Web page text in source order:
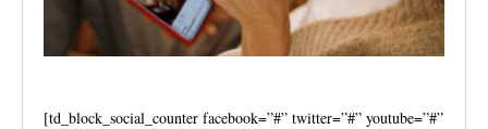
[td_block_social_counter facebook=”#” twitter=”#” youtube=”#”